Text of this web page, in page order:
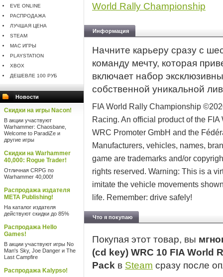
EVE ONLINE
РАСПРОДАЖА
ЛУЧШАЯ ЦЕНА
STEAM
MAC ИГРЫ
PLAYSTATION
XBOX
ДЕШЕВЛЕ 100 РУБ
Новости
Скидки на игры Nacon!
В акции участвуют
Warhammer: Chaosbane,
Welcome to ParadiZe и
другие игры
Скидки на Warhammer
40,000: Rogue Trader!
Отличная CRPG по
Warhammer 40,000!
Распродажа издателя
META Publishing!
На каталог издателя
действуют скидки до 85%
Распродажа Hello
Games!
В акции участвуют игры No
Man's Sky, Joe Danger и The
Last Campfire
Распродажа Kalypso!
World Rally Championship
Информация
Начните карьеру сразу с
команду мечту, которая
включает набор
собственной уникальной
FIA World Rally Championship
Racing. An official product of the
WRC Promoter GmbH and the
Manufacturers, vehicles, names,
game are trademarks and/or
rights reserved. Warning: This is a
imitate the vehicle movements
life. Remember: drive safely!
Что я покупаю
Покупая этот товар, вы
(cd key) WRC 10 FIA World
Pack в Steam сразу после